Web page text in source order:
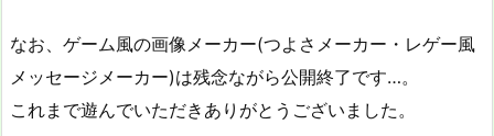
なお、ゲーム風の画像メーカー(つよさメーカー・レゲー風
メッセージメーカー)は残念ながら公開終了です…。
これまで遊んでいただきありがとうございました。